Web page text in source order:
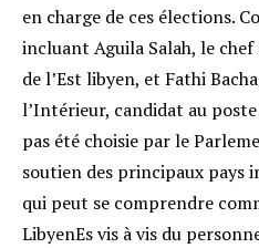
en charge de ces élections.
incluant Aguila Salah, le
de l’Est libyen, et Fathi
l’Intérieur, candidat au
pas été choisie par le
soutien des principaux pays
qui peut se comprendre
LibyenEs vis à vis du